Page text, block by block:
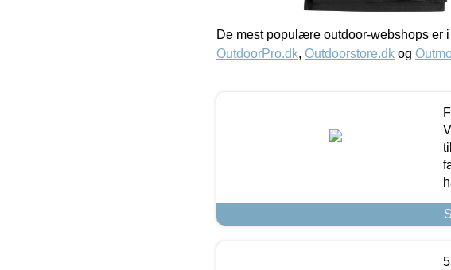
De mest populære outdoor-webshops er
OutdoorPro.dk, Outdoorstore.dk og